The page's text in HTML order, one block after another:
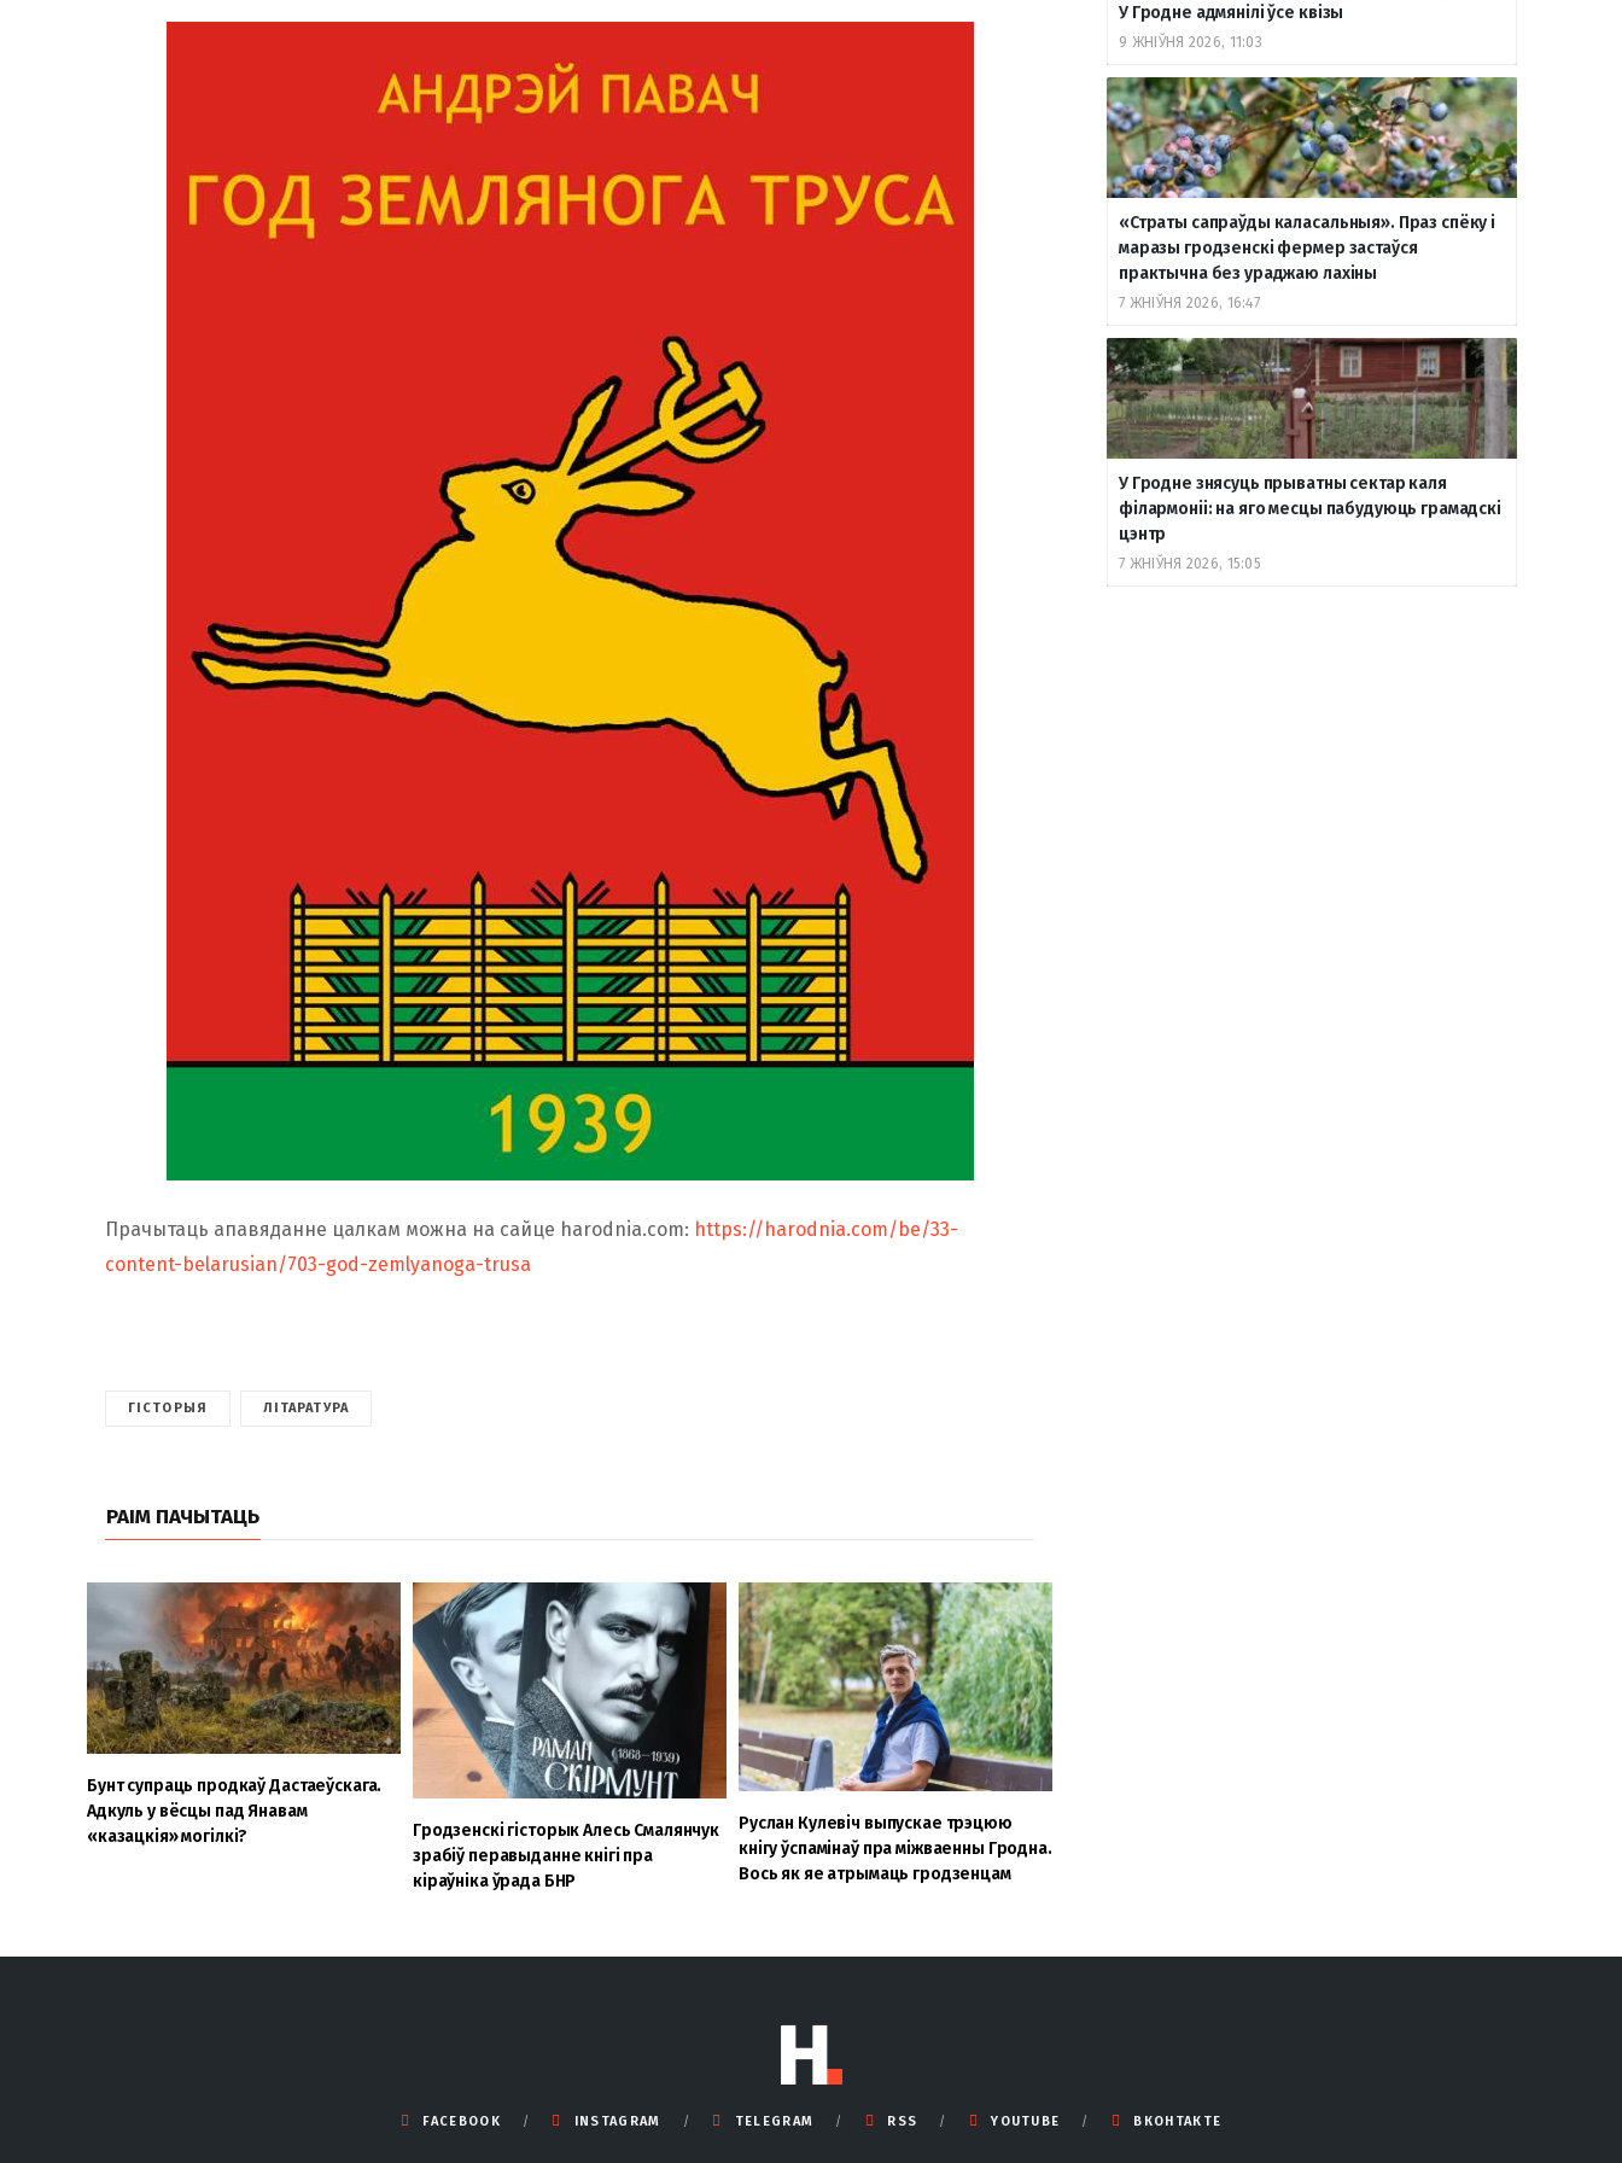
Прачытаць апавяданне цалкам можна на сайце harodnia.com: https://harodnia.com/be/33-
content-belarusian/703-god-zemlyanoga-trusa
ГІСТОРЫЯ ЛІТАРАТУРА
РАІМ ПАЧЫТАЦЬ
Бунт супраць продкаў Дастаеўскага.
Адкуль у вёсцы пад Янавам
«казацкія» могілкі?
Гродзенскі гісторык Алесь Смалянчук
зрабіў перавыданне кнігі пра
кіраўніка ўрада БНР
Руслан Кулевіч выпускае трэцюю
кнігу ўспамінаў пра міжваенны Гродна.
Вось як яе атрымаць гродзенцам
У Гродне адмянілі ўсе квізы
9 ЖНІЎНЯ 2026, 11:03
«Страты сапраўды каласальныя». Праз спёку і
маразы гродзенскі фермер застаўся
практычна без ураджаю лахіны
7 ЖНІЎНЯ 2026, 16:47
У Гродне знясуць прыватны сектар каля
філармоніі: на яго месцы пабудуюць грамадскі
цэнтр
7 ЖНІЎНЯ 2026, 15:05
FACEBOOK INSTAGRAM TELEGRAM RSS YOUTUBE ВКОНТАКТЕ